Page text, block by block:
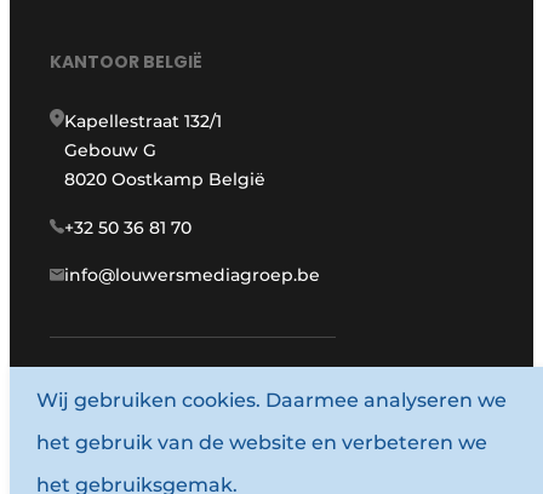
KANTOOR BELGIË
Kapellestraat 132/1
Gebouw G
8020 Oostkamp België
+32 50 36 81 70
info@louwersmediagroep.be
www.louwersmediagroep.com
© 1987 - 2026 Louwersmediagroep.
Algemene voorwaarden
Wij gebruiken cookies. Daarmee analyseren we
het gebruik van de website en verbeteren we
het gebruiksgemak.